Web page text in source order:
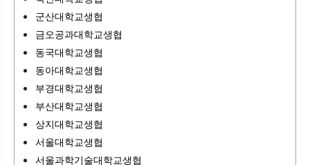
군산대학교생협
금오공과대학교생협
동국대학교생협
동아대학교생협
부경대학교생협
부산대학교생협
상지대학교생협
서울대학교생협
서울과학기술대학교생협